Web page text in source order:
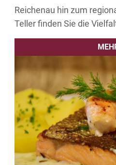
Reichenau hin zum
Teller finden Sie die